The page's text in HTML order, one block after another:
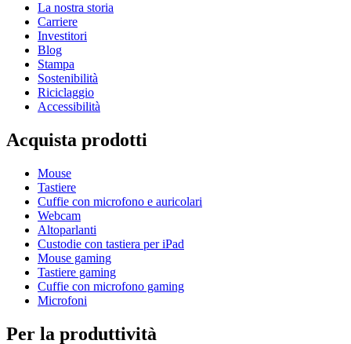
La nostra storia
Carriere
Investitori
Blog
Stampa
Sostenibilità
Riciclaggio
Accessibilità
Acquista prodotti
Mouse
Tastiere
Cuffie con microfono e auricolari
Webcam
Altoparlanti
Custodie con tastiera per iPad
Mouse gaming
Tastiere gaming
Cuffie con microfono gaming
Microfoni
Per la produttività